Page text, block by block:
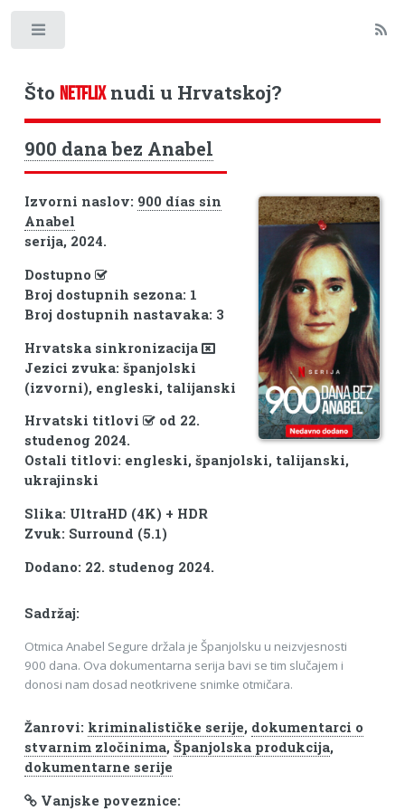
Što NETFLIXnudi u Hrvatskoj?
900 dana bez Anabel
Izvorni naslov: 900 días sin
Anabel
serija, 2024.
Dostupno
Broj dostupnih sezona: 1
Broj dostupnih nastavaka: 3
Hrvatska sinkronizacija
Jezici zvuka: španjolski
(izvorni), engleski, talijanski
Hrvatski titlovi
od 22.
studenog 2024.
Ostali titlovi: engleski, španjolski, talijanski,
ukrajinski
Slika: UltraHD (4K) + HDR
Zvuk: Surround (5.1)
Dodano: 22. studenog 2024.
Sadržaj:
Otmica Anabel Segure držala je Španjolsku u neizvjesnosti
900 dana. Ova dokumentarna serija bavi se tim slučajem i
donosi nam dosad neotkrivene snimke otmičara.
Žanrovi: kriminalističke serije, dokumentarci o
stvarnim zločinima, Španjolska produkcija,
dokumentarne serije
Vanjske poveznice: